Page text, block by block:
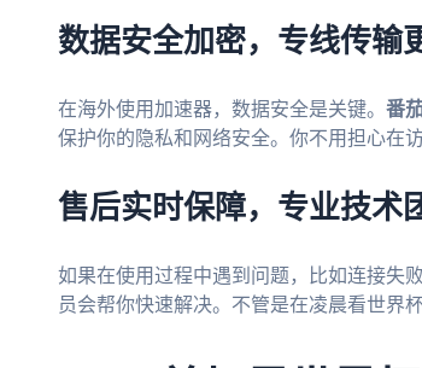
数据安全加密，专线传输
在海外使用加速器，数据安全是关键。 番
保护你的隐私和网络安全。你不用担心在
售后实时保障，专业技术
如果在使用过程中遇到问题，比如连接失败
员会帮你快速解决。不管是在凌晨看世界